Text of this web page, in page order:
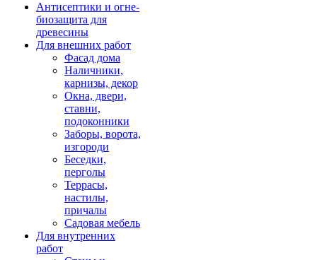
Антисептики и огне-
биозащита для
древесины
Для внешних работ
Фасад дома
Наличники,
карнизы, декор
Окна, двери,
ставни,
подоконники
Заборы, ворота,
изгороди
Беседки,
перголы
Террасы,
настилы,
причалы
Садовая мебель
Для внутренних
работ